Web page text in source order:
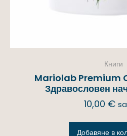
Книги
Mariolab Premium
Здравословен
10,00 €
Добавяне в